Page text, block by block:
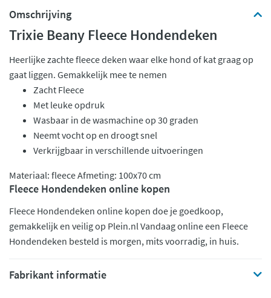
Omschrijving
Trixie Beany Fleece Hondendeken
Heerlijke zachte fleece deken waar elke hond of kat graag op
gaat liggen. Gemakkelijk mee te nemen
Zacht Fleece
Met leuke opdruk
Wasbaar in de wasmachine op 30 graden
Neemt vocht op en droogt snel
Verkrijgbaar in verschillende uitvoeringen
Materiaal: fleece Afmeting: 100x70 cm
Fleece Hondendeken online kopen
Fleece Hondendeken online kopen doe je goedkoop,
gemakkelijk en veilig op Plein.nl Vandaag online een Fleece
Hondendeken besteld is morgen, mits voorradig, in huis.
Fabrikant informatie